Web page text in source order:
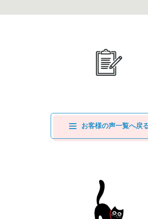
お客様の声一覧へ戻